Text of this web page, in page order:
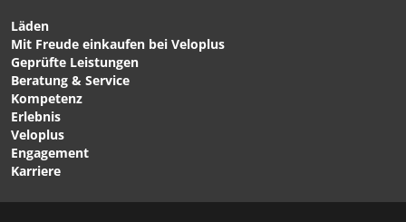
CHF 159.00
LAVA MIPS Velohelm
Black Matt von VELOPLUS
CHF 145.00
Läden
Mit Freude einkaufen bei Veloplus
Geprüfte Leistungen
Beratung & Service
Kompetenz
Erlebnis
Veloplus
Engagement
Karriere